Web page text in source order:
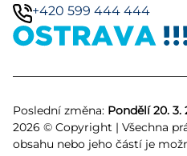
+420 599 444 444
Poslední změna: Pondělí 20. 3.
2026 © Copyright | Všechna
obsahu nebo jeho částí je